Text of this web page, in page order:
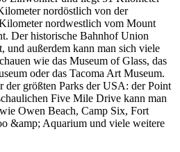
nordöstlich von der
nordwestlich vom Mount
Der historische Bahnhof Union
und außerdem kann man sich viele
wie das Museum of Glass, das
oder das Tacoma Art Museum.
der größten Parks der USA: der Point
Five Mile Drive kann man
Owen Beach, Camp Six, Fort
&amp; Aquarium und viele weitere